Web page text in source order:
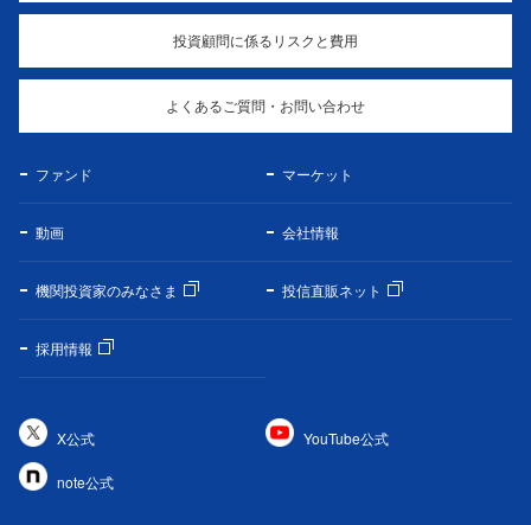
投資顧問に係るリスクと費用
よくあるご質問・お問い合わせ
ファンド マーケット
動画 会社情報
機関投資家のみなさま 投信直販ネット
採用情報
X公式 YouTube公式
note公式